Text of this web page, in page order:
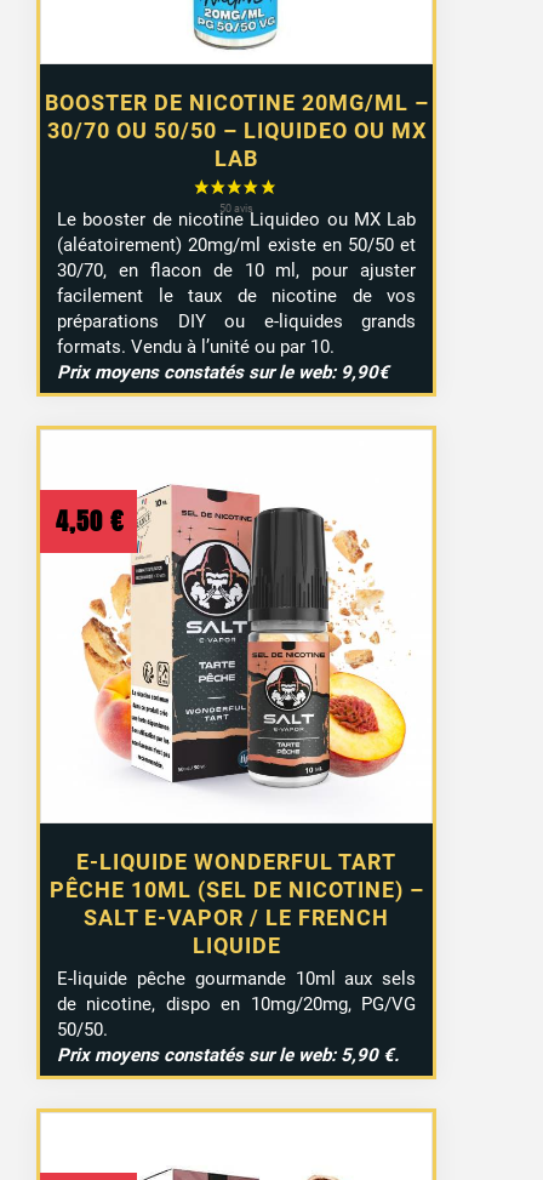
BOOSTER DE NICOTINE 20MG/ML –
30/70 OU 50/50 – LIQUIDEO OU MX
LAB
Le booster de nicotine Liquideo ou MX Lab
(aléatoirement) 20mg/ml existe en 50/50 et
30/70, en flacon de 10 ml, pour ajuster
facilement le taux de nicotine de vos
préparations DIY ou e-liquides grands
formats. Vendu à l’unité ou par 10.
Prix moyens constatés sur le web: 9,90€
E-LIQUIDE WONDERFUL TART
PÊCHE 10ML (SEL DE NICOTINE) –
SALT E-VAPOR / LE FRENCH
LIQUIDE
4,50 €
E-liquide pêche gourmande 10ml aux sels
de nicotine, dispo en 10mg/20mg, PG/VG
50/50.
Prix moyens constatés sur le web: 5,90 €.